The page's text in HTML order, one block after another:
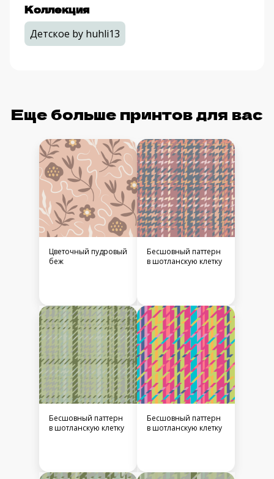
Коллекция
Детское by huhli13
Еще больше принтов для вас
Цветочный пудровый
беж
Бесшовный паттерн
в шотланскую клетку
Бесшовный паттерн
в шотланскую клетку
Бесшовный паттерн
в шотланскую клетку